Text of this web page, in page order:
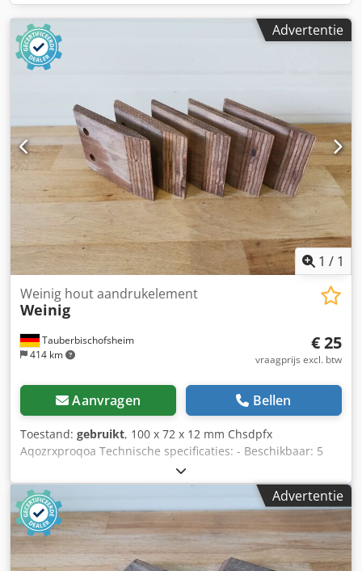
Advertentie
1 / 1
Tauberbischofsheim
414 km
Weinig hout aandrukelement
Weinig
€ 25
vraagprijs excl. btw
Aanvragen Bellen
Toestand: gebruikt, 100 x 72 x 12 mm Chsdpfx
Aqozrxproqoa Technische specificaties: - Beschikbaar: 5
Advertentie